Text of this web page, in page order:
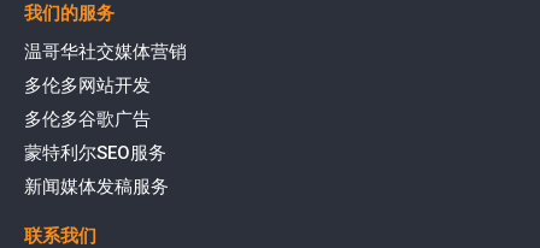
我们的服务
温哥华社交媒体营销
多伦多网站开发
多伦多谷歌广告
蒙特利尔SEO服务
新闻媒体发稿服务
联系我们